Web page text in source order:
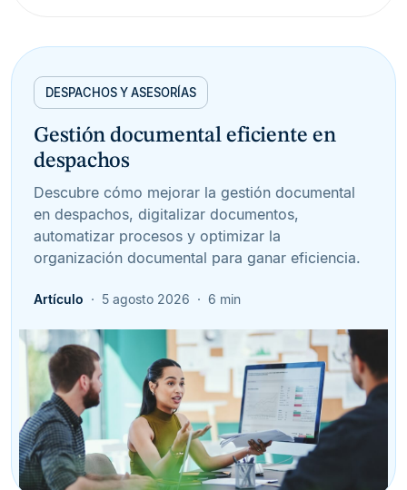
DESPACHOS Y ASESORÍAS
Gestión documental eficiente en
despachos
Descubre cómo mejorar la gestión documental
en despachos, digitalizar documentos,
automatizar procesos y optimizar la
organización documental para ganar eficiencia.
Artículo 5 agosto 2026 6 min